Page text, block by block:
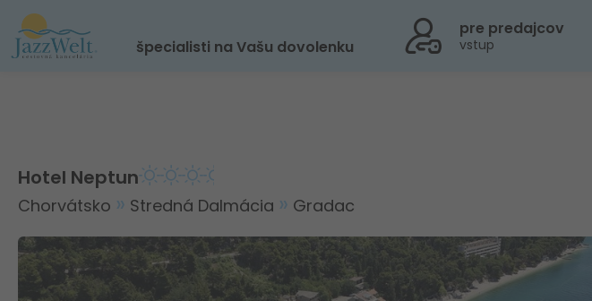
špecialisti na Vašu dovolenku
pre predajcov
vstup
Hotel Neptun
Chorvátsko Stredná Dalmácia Gradac